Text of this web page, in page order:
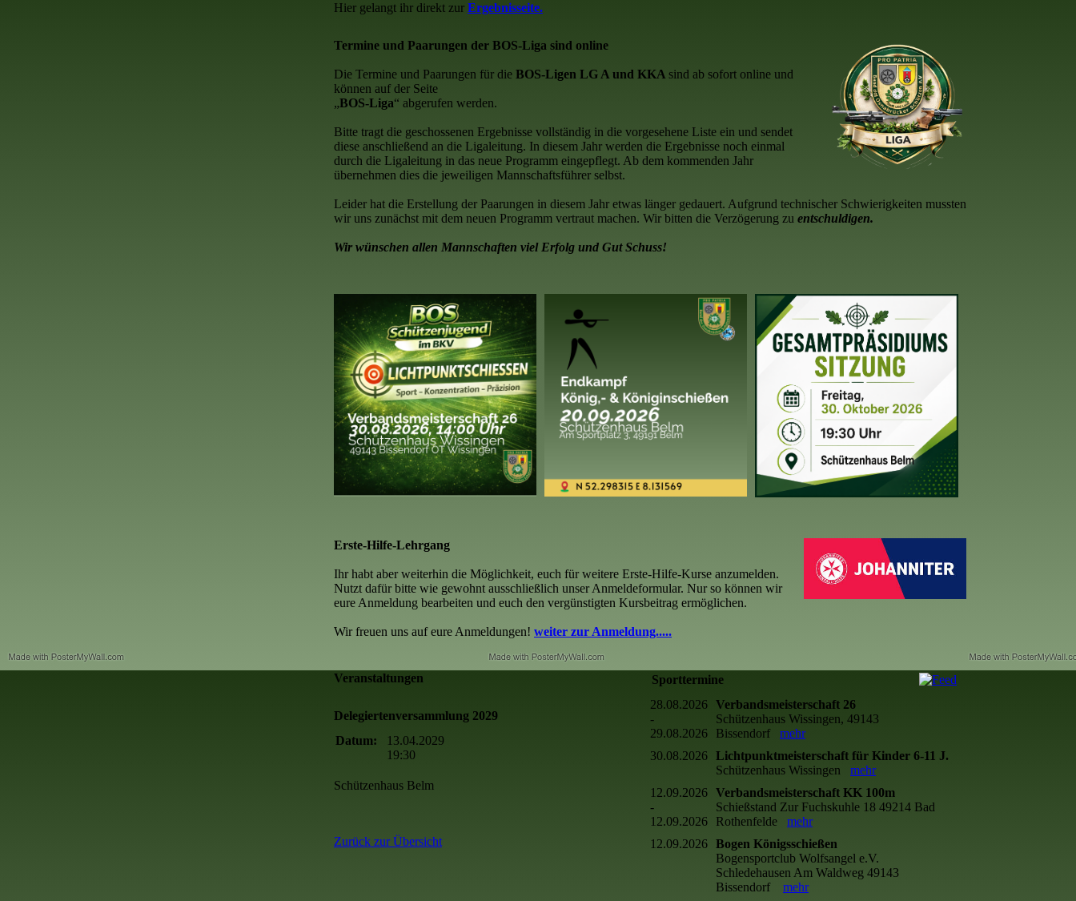
Hier gelangt ihr direkt zur Ergebnisseite.
Termine und Paarungen der BOS-Liga sind online
Die Termine und Paarungen für die BOS-Ligen LG A und KKA sind ab sofort online und
können auf der Seite
„BOS-Liga“ abgerufen werden.
Bitte tragt die geschossenen Ergebnisse vollständig in die vorgesehene Liste ein und sendet
diese anschließend an die Ligaleitung. In diesem Jahr werden die Ergebnisse noch einmal
durch die Ligaleitung in das neue Programm eingepflegt. Ab dem kommenden Jahr
übernehmen dies die jeweiligen Mannschaftsführer selbst.
Leider hat die Erstellung der Paarungen in diesem Jahr etwas länger gedauert. Aufgrund technischer Schwierigkeiten mussten
wir uns zunächst mit dem neuen Programm vertraut machen. Wir bitten die Verzögerung zu entschuldigen.
Wir wünschen allen Mannschaften viel Erfolg und Gut Schuss!
Erste-Hilfe-Lehrgang
Ihr habt aber weiterhin die Möglichkeit, euch für weitere Erste-Hilfe-Kurse anzumelden.
Nutzt dafür bitte wie gewohnt ausschließlich unser Anmeldeformular. Nur so können wir
eure Anmeldung bearbeiten und euch den vergünstigten Kursbeitrag ermöglichen.
Wir freuen uns auf eure Anmeldungen! weiter zur Anmeldung.....
Veranstaltungen
Delegiertenversammlung 2029
Datum:
13.04.2029
19:30
Schützenhaus Belm
Zurück zur Übersicht
Sporttermine
28.08.2026
-
29.08.2026
Verbandsmeisterschaft 26
Schützenhaus Wissingen, 49143
Bissendorf mehr
30.08.2026 Lichtpunktmeisterschaft für Kinder 6-11 J.
Schützenhaus Wissingen mehr
12.09.2026
-
12.09.2026
Verbandsmeisterschaft KK 100m
Schießstand Zur Fuchskuhle 18 49214 Bad
Rothenfelde mehr
12.09.2026 Bogen Königsschießen
Bogensportclub Wolfsangel e.V.
Schledehausen Am Waldweg 49143
Bissendorf mehr